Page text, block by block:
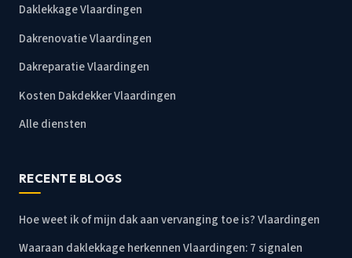
Daklekkage Vlaardingen
Dakrenovatie Vlaardingen
Dakreparatie Vlaardingen
Kosten Dakdekker Vlaardingen
Alle diensten
RECENTE BLOGS
Hoe weet ik of mijn dak aan vervanging toe is? Vlaardingen
Waaraan daklekkage herkennen Vlaardingen: 7 signalen